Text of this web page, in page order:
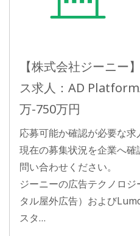
【株式会社ジーニー
ス求人：AD
万-750万円
応募可能か確認が必要な求
現在の募集状況を企業へ
問い合わせください。
ジーニーの広告テクノロ
タル屋外広告）および
スタ…